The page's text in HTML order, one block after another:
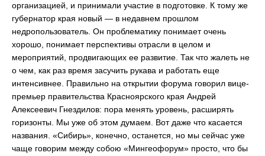
организацией, и принимали участие в подготовке. К тому же
губернатор края новый — в недавнем прошлом
недропользователь. Он проблематику понимает очень
хорошо, понимает перспективы отрасли в целом и
мероприятий, продвигающих ее развитие. Так что жалеть не
о чем, как раз время засучить рукава и работать еще
интенсивнее. Правильно на открытии форума говорил вице-
премьер правительства Красноярского края Андрей
Алексеевич Гнездилов: пора менять уровень, расширять
горизонты. Мы уже об этом думаем. Вот даже что касается
названия. «Сибирь», конечно, останется, но мы сейчас уже
чаще говорим между собою «Мингеофорум» просто, что бы